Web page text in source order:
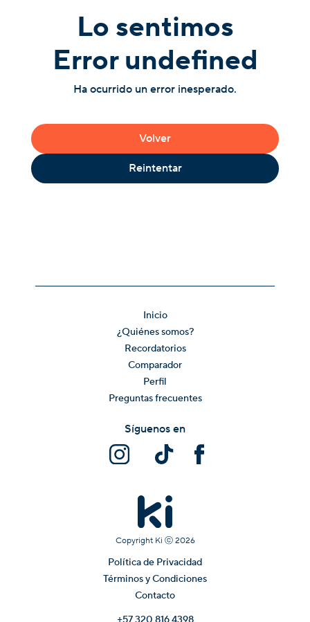
Lo sentimos
Error undefined
Ha ocurrido un error inesperado.
Volver
Reintentar
Inicio
¿Quiénes somos?
Recordatorios
Comparador
Perfil
Preguntas frecuentes
Copyright Ki ⓒ 2026
Política de Privacidad
Términos y Condiciones
Contacto
Síguenos en